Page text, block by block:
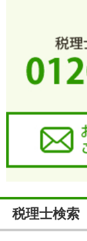
税理士検索